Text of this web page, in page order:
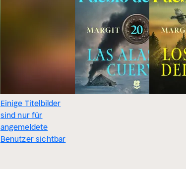
Einige Titelbilder
sind nur für
angemeldete
Benutzer sichtbar